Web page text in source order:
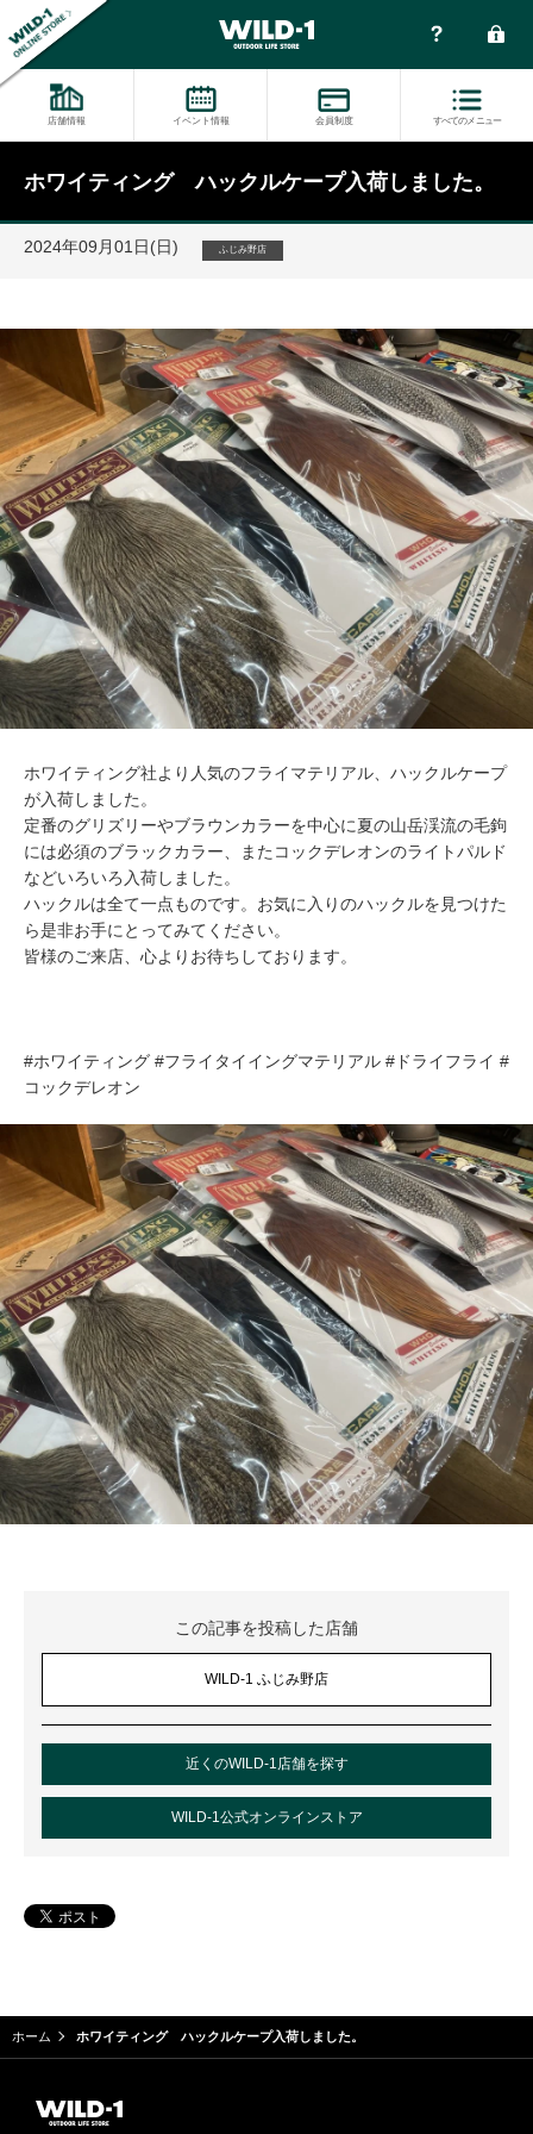
店舗情報 イベント情報 会員制度 すべてのメニュー
ホワイティング ハックルケープ入荷しました。
2024年09月01日(日) ふじみ野店
ホワイティング社より人気のフライマテリアル、ハックルケープ
が入荷しました。
定番のグリズリーやブラウンカラーを中心に夏の山岳渓流の毛鉤
には必須のブラックカラー、またコックデレオンのライトパルド
などいろいろ入荷しました。
ハックルは全て一点ものです。お気に入りのハックルを見つけた
ら是非お手にとってみてください。
皆様のご来店、心よりお待ちしております。
#ホワイティング #フライタイイングマテリアル #ドライフライ #
コックデレオン
この記事を投稿した店舗
WILD-1 ふじみ野店
近くのWILD-1店舗を探す
WILD-1公式オンラインストア
ホーム ホワイティング ハックルケープ入荷しました。